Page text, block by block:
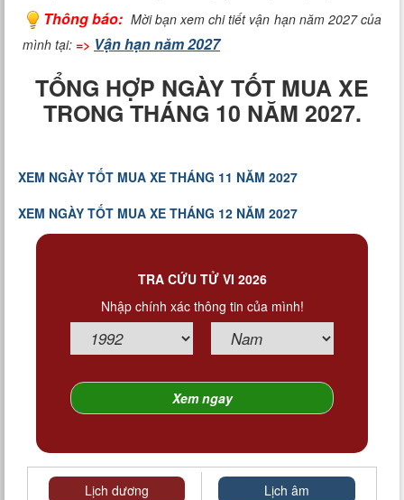
Thông báo: Mời bạn xem chi tiết vận hạn năm 2027 của
mình tại: => Vận hạn năm 2027
TỔNG HỢP NGÀY TỐT MUA XE
TRONG THÁNG 10 NĂM 2027.
XEM NGÀY TỐT MUA XE THÁNG 11 NĂM 2027
XEM NGÀY TỐT MUA XE THÁNG 12 NĂM 2027
TRA CỨU TỬ VI 2026
Nhập chính xác thông tin của mình!
Lịch dương Lịch âm